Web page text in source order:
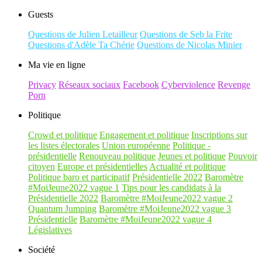
Guests
Questions de Julien Letailleur Questions de Seb la Frite
Questions d'Adèle Ta Chérie Questions de Nicolas Minier
Ma vie en ligne
Privacy Réseaux sociaux Facebook Cyberviolence Revenge
Porn
Politique
Crowd et politique Engagement et politique Inscriptions sur
les listes électorales Union européenne Politique -
présidentielle Renouveau politique Jeunes et politique Pouvoir
citoyen Europe et présidentielles Actualité et politique
Politique baro et participatif Présidentielle 2022 Baromètre
#MoiJeune2022 vague 1 Tips pour les candidats à la
Présidentielle 2022 Baromètre #MoiJeune2022 vague 2
Quantum Jumping Baromètre #MoiJeune2022 vague 3
Présidentielle Baromètre #MoiJeune2022 vague 4
Législatives
Société